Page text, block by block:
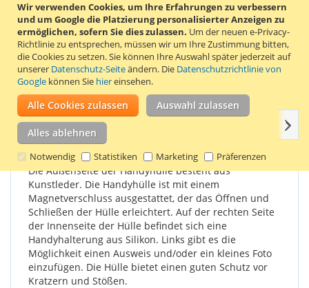
Wir verwenden Cookies, um Ihre Erfahrungen zu verbessern
und um Google die Platzierung personalisierter Anzeigen zu
ermöglichen, sofern Sie dies zulassen. Um der neuen e-Privacy-
Richtlinie zu entsprechen, müssen wir um Ihre Zustimmung bitten,
die Cookies zu setzen.Sie können Ihre Auswahl später jederzeit auf
unserer Datenschutz-Seiteändern. Die Datenschutzrichtlinie von
Google können Sie hiereinsehen.
Alle Cookies zulassen Auswahl zulassen
Alles ablehnen
Notwendig Statistiken Marketing Präferenzen
ZUR WUNSCHLISTE HINZUFÜGEN
ZUR VERGLEICHSLISTE HINZUFÜGEN
Stylische Klapphülle für das LG K5. Farbe schwarz.
Einzelheiten Bewertungen
Die Außenseite der Handyhülle besteht aus
Kunstleder. Die Handyhülle ist mit einem
Magnetverschluss ausgestattet, der das Öffnen und
Schließen der Hülle erleichtert. Auf der rechten Seite
der Innenseite der Hülle befindet sich eine
Handyhalterung aus Silikon. Links gibt es die
Möglichkeit einen Ausweis und/oder ein kleines Foto
einzufügen. Die Hülle bietet einen guten Schutz vor
Kratzern und Stößen.